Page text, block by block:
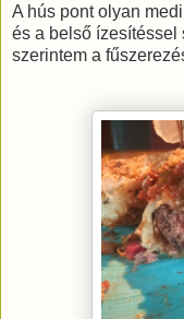
A hús pont olyan
és a belső ízesítéssel
szerintem a